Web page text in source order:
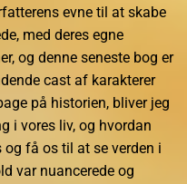
evne til at skabe
med deres egne
og denne seneste bog er
cast af karakterer
på historien, bliver jeg
i vores liv, og hvordan
få os til at se verden i
var nuancerede og